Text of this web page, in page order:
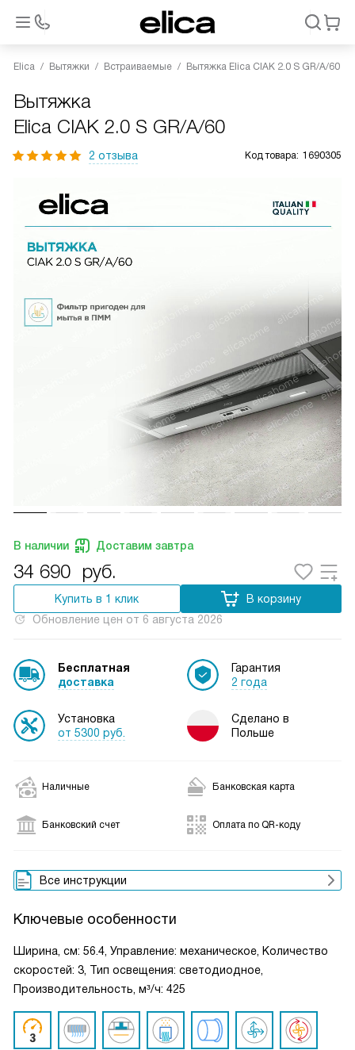
Elica Вытяжки Встраиваемые Вытяжка Elica CIAK 2.0 S GR/A/60
Вытяжка
Elica CIAK 2.0 S GR/A/60
2 отзыва Код товара: 1690305
В наличии Доставим завтра
34 690 руб.
Купить в 1 клик
В корзину
Обновление цен от 6 августа 2026
Бесплатная
доставка
Установка
от 5300 руб.
Гарантия
2 года
Сделано в
Польше
Наличные Банковская карта
Банковский счет Оплата по QR-коду
Все инструкции
Ключевые особенности
Ширина, см: 56.4, Управление: механическое, Количество
скоростей: 3, Тип освещения: светодиодное,
Производительность, м³/ч: 425